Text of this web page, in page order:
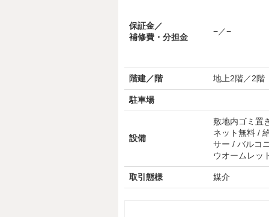
保証金／
補修費・分担金
−／−
階建／階 地上2階／2階
駐車場
設備
敷地内ゴミ置
ネット無料 /
サー / バルコ
ウオームレッ
取引態様 媒介